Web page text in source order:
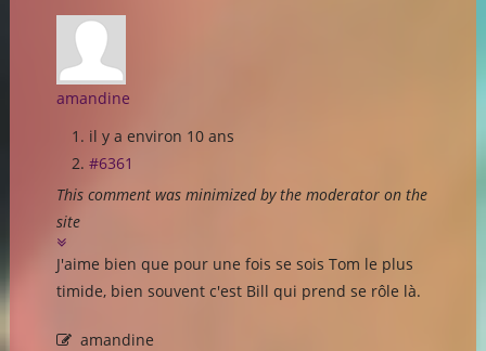
amandine
il y a environ 10 ans
#6361
This comment was minimized by the moderator on the
site
J'aime bien que pour une fois se sois Tom le plus
timide, bien souvent c'est Bill qui prend se rôle là.
amandine